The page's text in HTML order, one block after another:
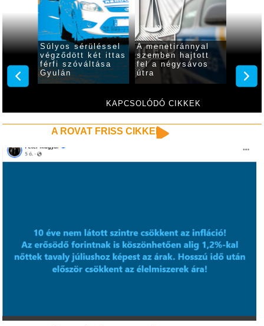
KAPCSOLÓDÓ CIKKEK
óra
Súlyos sérüléssel
végződött két ittas
férfi szóváltása
Gyulán
A menetiránnyal
szemben hajtott
fel a négysávos
útra
indult
A ROVAT FRISS CIKKEI